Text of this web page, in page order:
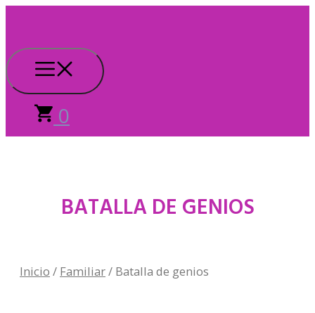
contenido
Menú
0
BATALLA DE GENIOS
Inicio / Familiar/ Batalla de genios